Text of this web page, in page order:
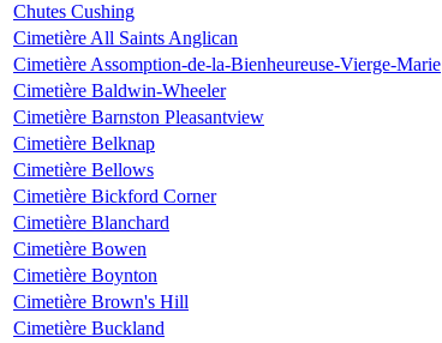
Chutes Cushing
Cimetière All Saints Anglican
Cimetière Assomption-de-la-Bienheureuse-Vierge-Marie
Cimetière Baldwin-Wheeler
Cimetière Barnston Pleasantview
Cimetière Belknap
Cimetière Bellows
Cimetière Bickford Corner
Cimetière Blanchard
Cimetière Bowen
Cimetière Boynton
Cimetière Brown's Hill
Cimetière Buckland